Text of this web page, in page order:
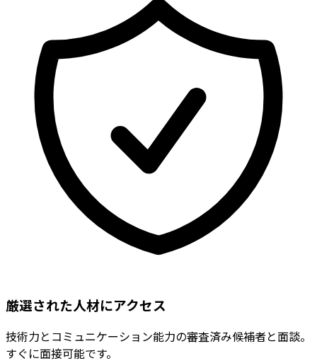
厳選された人材にアクセス
技術力とコミュニケーション能力の審査済み候補者と面談。
すぐに面接可能です。